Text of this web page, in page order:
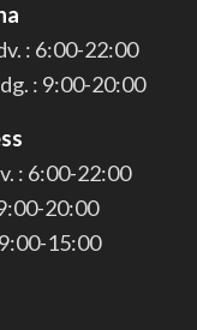
: 6:00-22:00
: 9:00-20:00
: 6:00-22:00
20:00
15:00